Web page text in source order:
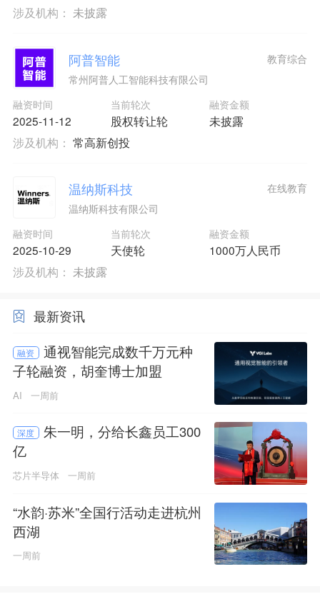
涉及机构： 未披露
阿普智能
常州阿普人工智能科技有限公司
融资时间
2025-11-12
当前轮次
股权转让轮
融资金额
未披露
教育综合
涉及机构： 常高新创投
温纳斯科技
温纳斯科技有限公司
融资时间
2025-10-29
当前轮次
天使轮
融资金额
1000万人民币
在线教育
涉及机构： 未披露
最新资讯
融资
通视智能完成数千万元种
子轮融资，胡奎博士加盟
AI 一周前
深度
朱一明，分给长鑫员工300
亿
芯片半导体 一周前
“水韵·苏米”全国行活动走进杭州
西湖
一周前